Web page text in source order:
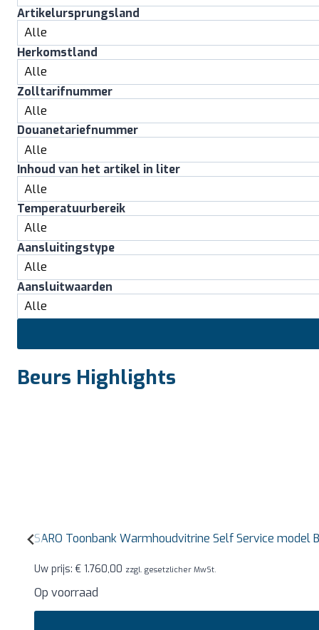
Artikelursprungsland
Herkomstland
Zolltarifnummer
Douanetariefnummer
Inhoud van het artikel in liter
Temperatuurbereik
Aansluitingstype
Aansluitwaarden
Beurs Highlights
SARO Toonbank Warmhoudvitrine Self Service model
Uw prijs: € 1.760,00 zzgl. gesetzlicher MwSt.
Op voorraad